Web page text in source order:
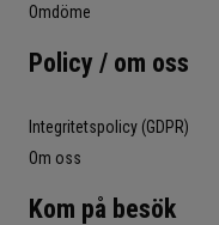
Omdöme
Policy / om oss
Integritetspolicy (GDPR)
Om oss
Kom på besök